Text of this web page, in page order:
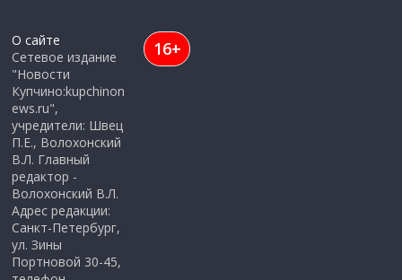
О сайте
Сетевое издание
"Новости
Купчино:kupchinon
ews.ru",
учредители: Швец
П.Е., Волохонский
В.Л. Главный
редактор -
Волохонский В.Л.
Адрес редакции:
Санкт-Петербург,
ул. Зины
Портновой 30-45,
16+